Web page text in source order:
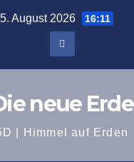
5. August 2026 16:11
neue Erde
| Himmel auf Erden